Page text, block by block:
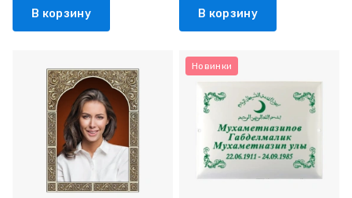
В корзину В корзину
Новинки